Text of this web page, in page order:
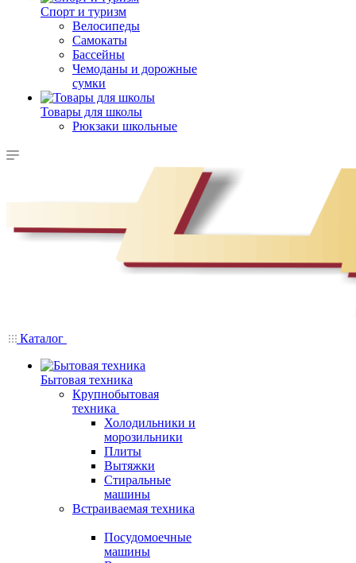
Спорт и туризм
Велосипеды
Самокаты
Бассейны
Чемоданы и дорожные
сумки
Товары для школы
Рюкзаки школьные
Каталог
Бытовая техника
Крупнобытовая
техника
Холодильники и
морозильники
Плиты
Вытяжки
Стиральные
машины
Встраиваемая техника
Посудомоечные
машины